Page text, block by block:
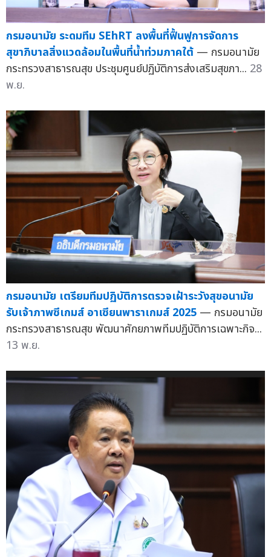
กรมอนามัย ระดมทีม SEhRT ลงพื้นที่ฟื้นฟูการจัดการ
สุขาภิบาลสิ่งแวดล้อมในพื้นที่น้ำท่วมภาคใต้ — กรมอนามัย
กระทรวงสาธารณสุข ประชุมศูนย์ปฏิบัติการส่งเสริมสุขภา... 28
พ.ย.
กรมอนามัย เตรียมทีมปฏิบัติการตรวจเฝ้าระวังสุขอนามัย
รับเจ้าภาพซีเกมส์ อาเซียนพาราเกมส์ 2025 — กรมอนามัย
กระทรวงสาธารณสุข พัฒนาศักยภาพทีมปฏิบัติการเฉพาะกิจ...
13 พ.ย.